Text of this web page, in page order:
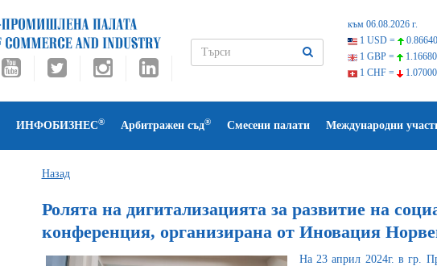
към 06.08.2026 г.
1 USD =
1 GBP =
1 CHF =
ИНФОБИЗНЕС® Арбитражен съд® Смесени палати Международни
Назад
Ролята на дигитализацията за развитие на
конференция, организирана от Иновация
На 23 април 2024г. в гр.